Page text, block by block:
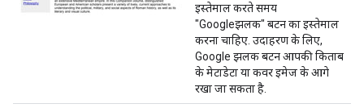
इस्तेमाल करते समय
"Googleझलक" बटन का इस्तेमाल
करना चाहिए. उदाहरण के लिए,
Google झलक बटन आपकी किताब
के मेटाडेटा या कवर इमेज के आगे
रखा जा सकता है.